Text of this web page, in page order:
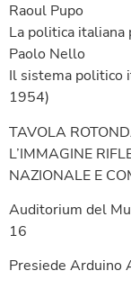
Raoul Pupo
La politica
Paolo Nello
Il sistema politico
1954)
TAVOLA
L’IMMAGINE
NAZIONALE E
Auditorium del
16
Presiede Arduino